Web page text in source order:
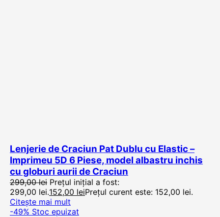
Lenjerie de Craciun Pat Dublu cu Elastic –
Imprimeu 5D 6 Piese, model albastru inchis
cu globuri aurii de Craciun
299,00lei Prețul inițial a fost:
299,00 lei.152,00 leiPrețul curent este: 152,00 lei.
Citește mai mult
-49% Stoc epuizat